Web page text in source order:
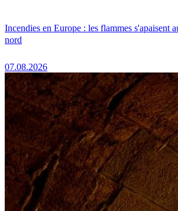
Incendies en Europe : les flammes s'apaisent
nord
07.08.2026